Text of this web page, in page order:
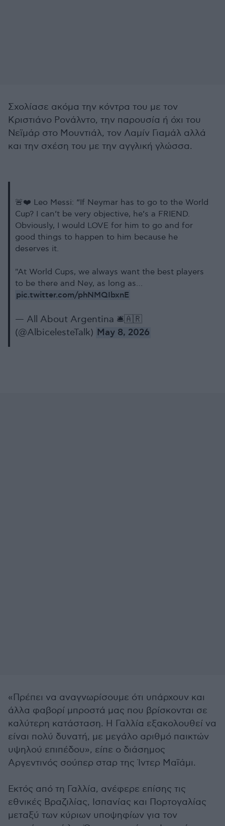
Σχολίασε ακόμα την κόντρα του με τον
Κριστιάνο Ρονάλντο, την παρουσία ή όχι του
Νεϊμάρ στο Μουντιάλ, τον Λαμίν Γιαμάλ αλλά
και την σχέση του με την αγγλική γλώσσα.
🚨❤️ Leo Messi: “If Neymar has to go to the World
Cup? I can’t be very objective, he’s a FRIEND.
Obviously, I would LOVE for him to go and for
good things to happen to him because he
deserves it.
"At World Cups, we always want the best players
to be there and Ney, as long as…
pic.twitter.com/phNMQIbxnE
— All About Argentina 🛎🇦🇷
(@AlbicelesteTalk) May 8, 2026
«Πρέπει να αναγνωρίσουμε ότι υπάρχουν και
άλλα φαβορί μπροστά μας που βρίσκονται σε
καλύτερη κατάσταση. Η Γαλλία εξακολουθεί να
είναι πολύ δυνατή, με μεγάλο αριθμό παικτών
υψηλού επιπέδου», είπε ο διάσημος
Αργεντινός σούπερ σταρ της Ίντερ Μαϊάμι.
Εκτός από τη Γαλλία, ανέφερε επίσης τις
εθνικές Βραζιλίας, Ισπανίας και Πορτογαλίας
μεταξύ των κύριων υποψηφίων για τον